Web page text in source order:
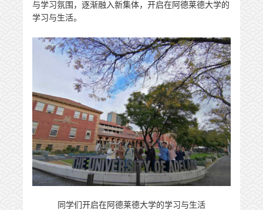
与学习氛围，逐渐融入新集体，开启在阿德莱德大学的
学习与生活。
同学们开启在阿德莱德大学的学习与生活